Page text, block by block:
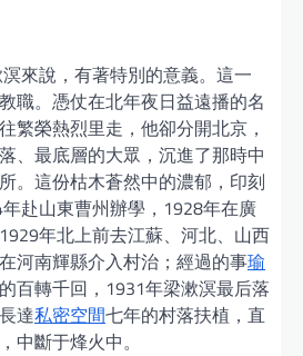
來說，有著特別的意義。這一
職。憑仗在北年夜日益遠播的名
繁榮熱烈里走，他卻分開北京，
、最底層的大眾，沉進了那時中
。這份枯木蒼然中的濃郁，印刻
赴山東曹州辦學，1928年在廣
年北上前去江蘇、河北、山西
河南輝縣介入村治；經過的事瑜
百轉千回，1931年梁漱溟最后落
達私密空間七年的村落扶植，直
中斷于烽火中。